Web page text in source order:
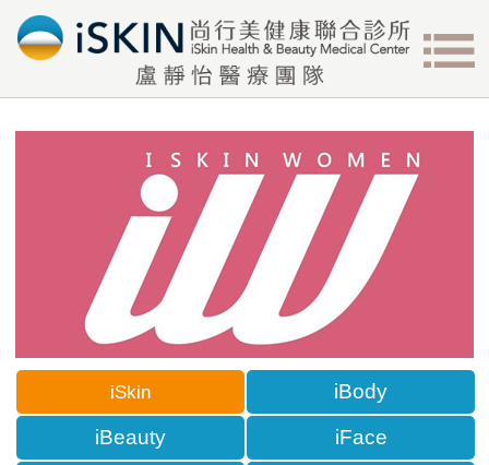
iSkin
iBeauty
iBody
iFace